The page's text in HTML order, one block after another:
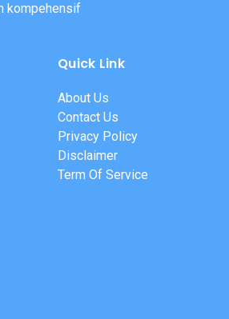
kompehensif
Quick Link
About Us
Contact Us
Privacy Policy
Disclaimer
Term Of Service